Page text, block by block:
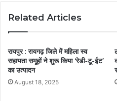
Related Articles
रायपुर : रायगढ़ जिले में महिला स्व
सहायता समूहों ने शुरू किया ‘रेडी-टू-ईट’
का उत्पादन
August 18, 2025